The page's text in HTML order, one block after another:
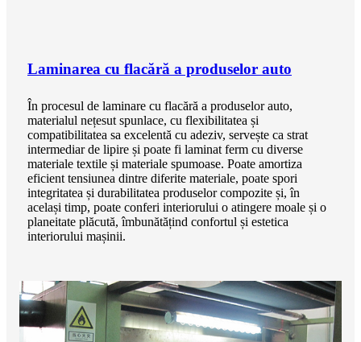
Laminarea cu flacără a produselor auto
În procesul de laminare cu flacără a produselor auto,
materialul nețesut spunlace, cu flexibilitatea și
compatibilitatea sa excelentă cu adeziv, servește ca strat
intermediar de lipire și poate fi laminat ferm cu diverse
materiale textile și materiale spumoase. Poate amortiza
eficient tensiunea dintre diferite materiale, poate spori
integritatea și durabilitatea produselor compozite și, în
același timp, poate conferi interiorului o atingere moale și o
planeitate plăcută, îmbunătățind confortul și estetica
interiorului mașinii.